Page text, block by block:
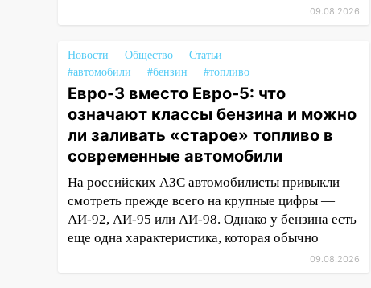
11:55
Соцсети: светофор упал
на машину во время сильного
ливня в Ульяновске
11:00 В Ульяновской области
люди в СНТ сидят без света
10:13 Прокуратура подвела
итоги недели в Ульяновской
области
09:18 Из-за ливня
заблокировано движение
09.08.2026
Новости Общество
Статьи
#автомобили
#бензин #топливо
Евро-3 вместо Евро-5: что
означают классы бензина и можно
ли заливать «старое» топливо в
современные автомобили
На российских АЗС автомобилисты привыкли
смотреть прежде всего на крупные цифры —
АИ-92, АИ-95 или АИ-98. Однако у бензина есть
еще одна характеристика, которая обычно
09.08.2026